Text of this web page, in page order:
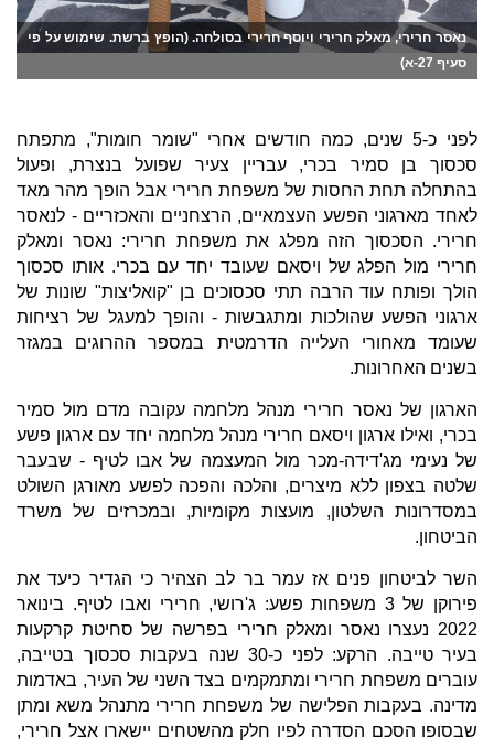
נאסר חרירי, מאלק חרירי ויוסף חרירי בסולחה. (הופץ ברשת. שימוש על פי
סעיף 27-א)
לפני כ-5 שנים, כמה חודשים אחרי "שומר חומות", מתפתח
סכסוך בן סמיר בכרי, עבריין צעיר שפועל בנצרת, ופעול
בהתחלה תחת החסות של משפחת חרירי אבל הופך מהר מאד
לאחד מארגוני הפשע העצמאיים, הרצחניים והאכזריים - לנאסר
חרירי. הסכסוך הזה מפלג את משפחת חרירי: נאסר ומאלק
חרירי מול הפלג של ויסאם שעובד יחד עם בכרי. אותו סכסוך
הולך ופותח עוד הרבה תתי סכסוכים בן "קואליצות" שונות של
ארגוני הפשע שהולכות ומתגבשות - והופך למעגל של רציחות
שעומד מאחורי העלייה הדרמטית במספר ההרוגים במגזר
בשנים האחרונות.
הארגון של נאסר חרירי מנהל מלחמה עקובה מדם מול סמיר
בכרי, ואילו ארגון ויסאם חרירי מנהל מלחמה יחד עם ארגון פשע
של נעימי מג'דידה-מכר מול המעצמה של אבו לטיף - שבעבר
שלטה בצפון ללא מיצרים, והלכה והפכה לפשע מאורגן השולט
במסדרונות השלטון, מועצות מקומיות, ובמכרזים של משרד
הביטחון.
השר לביטחון פנים אז עמר בר לב הצהיר כי הגדיר כיעד את
פירוקן של 3 משפחות פשע: ג'רושי, חרירי ואבו לטיף. בינואר
2022 נעצרו נאסר ומאלק חרירי בפרשה של סחיטת קרקעות
בעיר טייבה. הרקע: לפני כ-30 שנה בעקבות סכסוך בטייבה,
עוברים משפחת חרירי ומתמקמים בצד השני של העיר, באדמות
מדינה. בעקבות הפלישה של משפחת חרירי מתנהל משא ומתן
שבסופו הסכם הסדרה לפיו חלק מהשטחים יישארו אצל חרירי,